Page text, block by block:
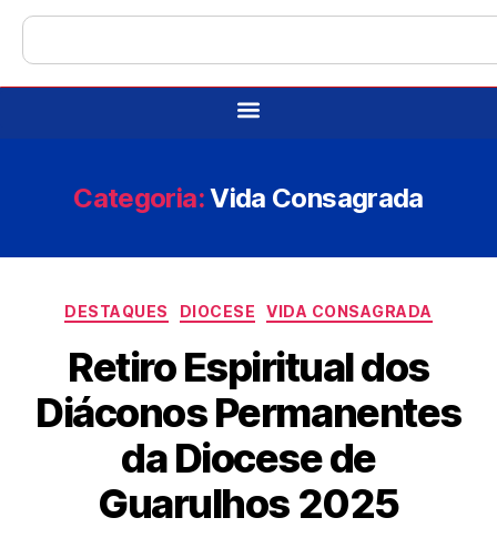
Categoria:Vida Consagrada
DESTAQUES DIOCESE VIDA CONSAGRADA
Retiro Espiritual dos
Diáconos Permanentes
da Diocese de
Guarulhos 2025